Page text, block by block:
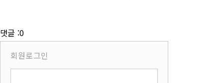
댓글 :0
회원로그인